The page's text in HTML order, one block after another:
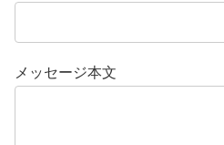
メッセージ本文